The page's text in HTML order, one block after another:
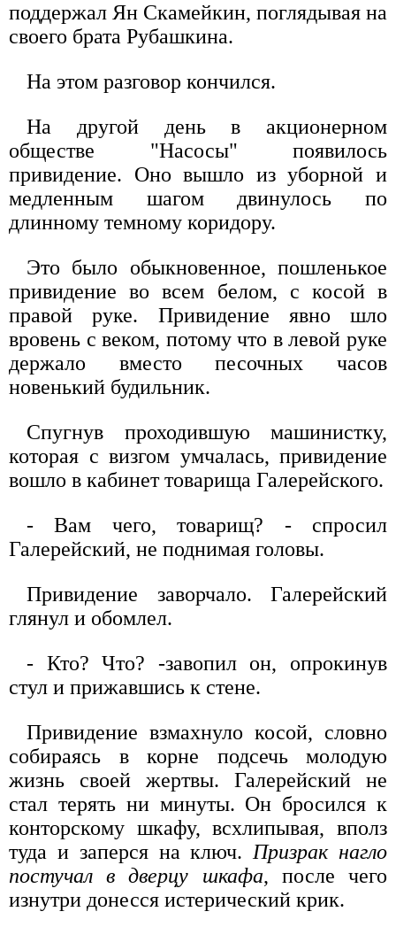
поддержал Ян Скамейкин, поглядывая на
своего брата Рубашкина.
На этом разговор кончился.
На другой день в акционерном
обществе "Насосы" появилось
привидение. Оно вышло из уборной и
медленным шагом двинулось по
длинному темному коридору.
Это было обыкновенное, пошленькое
привидение во всем белом, с косой в
правой руке. Привидение явно шло
вровень с веком, потому что в левой руке
держало вместо песочных часов
новенький будильник.
Спугнув проходившую машинистку,
которая с визгом умчалась, привидение
вошло в кабинет товарища Галерейского.
- Вам чего, товарищ? - спросил
Галерейский, не поднимая головы.
Привидение заворчало. Галерейский
глянул и обомлел.
- Кто? Что? -завопил он, опрокинув
стул и прижавшись к стене.
Привидение взмахнуло косой, словно
собираясь в корне подсечь молодую
жизнь своей жертвы. Галерейский не
стал терять ни минуты. Он бросился к
конторскому шкафу, всхлипывая, вполз
туда и заперся на ключ. Призрак нагло
постучал в дверцу шкафа, после чего
изнутри донесся истерический крик.